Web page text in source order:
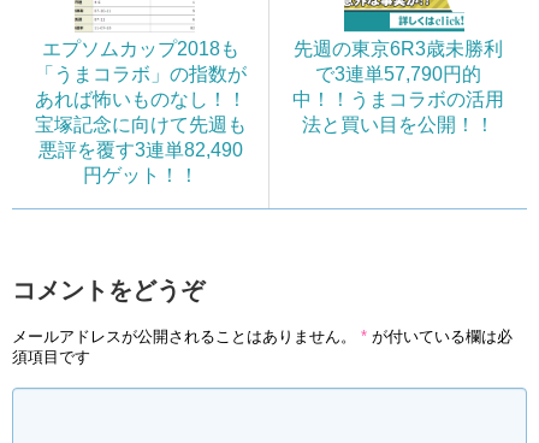
エプソムカップ2018も
「うまコラボ」の指数が
あれば怖いものなし！！
宝塚記念に向けて先週も
悪評を覆す3連単82,490
円ゲット！！
先週の東京6R3歳未勝利
で3連単57,790円的
中！！うまコラボの活用
法と買い目を公開！！
コメントをどうぞ
メールアドレスが公開されることはありません。 * が付いている欄は必
須項目です